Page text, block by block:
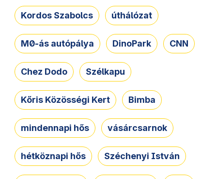
Kordos Szabolcs úthálózat
M0-ás autópálya DinoPark CNN
Chez Dodo Szélkapu
Kőris Közösségi Kert Bimba
mindennapi hős vásárcsarnok
hétköznapi hős Széchenyi István